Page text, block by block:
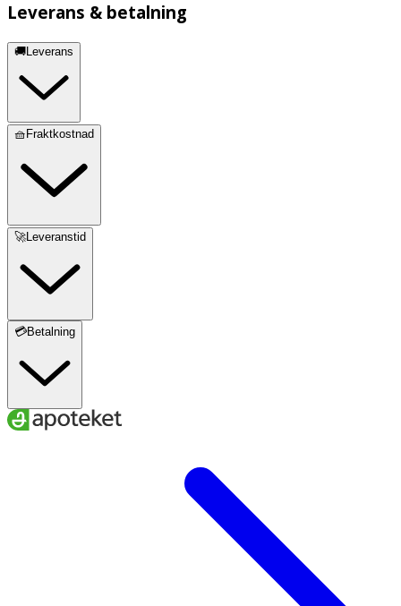
Leverans & betalning
🚚Leverans
🧺Fraktkostnad
🚀Leveranstid
💳Betalning